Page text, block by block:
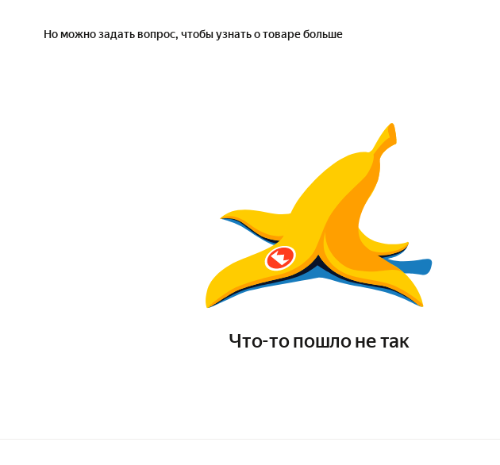
Но можно задать вопрос, чтобы узнать о товаре больше
Что-то пошло не так